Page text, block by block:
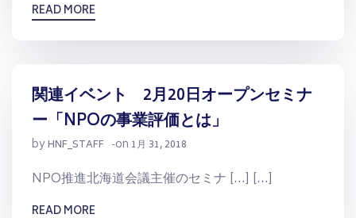
READ MORE
関連イベント 2月20日オープンセミナ
ー「NPOの事業評価とは」
byHNF_STAFF -on 1月 31, 2018
NPO推進北海道会議主催のセミナ […] […]
READ MORE